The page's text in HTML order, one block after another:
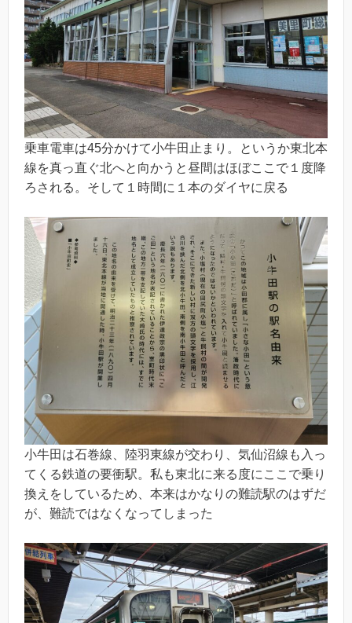
乗車電車は45分かけて小牛田止まり。というか東北本
線を真っ直ぐ北へと向かうと昼間はほぼここで１度降
ろされる。そして１時間に１本のダイヤに戻る
小牛田は石巻線、陸羽東線が交わり、気仙沼線も入っ
てくる鉄道の要衝駅。私も東北に来る度にここで乗り
換えをしているため、本来はかなりの難読駅のはずだ
が、難読ではなくなってしまった